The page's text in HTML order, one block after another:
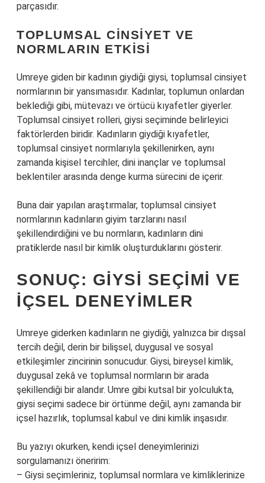
parçasıdır.
TOPLUMSAL CINSIYET VE
NORMLARIN ETKISI
Umreye giden bir kadının giydiği giysi, toplumsal cinsiyet
normlarının bir yansımasıdır. Kadınlar, toplumun onlardan
beklediği gibi, mütevazı ve örtücü kıyafetler giyerler.
Toplumsal cinsiyet rolleri, giysi seçiminde belirleyici
faktörlerden biridir. Kadınların giydiği kıyafetler,
toplumsal cinsiyet normlarıyla şekillenirken, aynı
zamanda kişisel tercihler, dini inançlar ve toplumsal
beklentiler arasında denge kurma sürecini de içerir.
Buna dair yapılan araştırmalar, toplumsal cinsiyet
normlarının kadınların giyim tarzlarını nasıl
şekillendirdiğini ve bu normların, kadınların dini
pratiklerde nasıl bir kimlik oluşturduklarını gösterir.
SONUÇ: GIYSI SEÇIMI VE
İÇSEL DENEYIMLER
Umreye giderken kadınların ne giydiği, yalnızca bir dışsal
tercih değil, derin bir bilişsel, duygusal ve sosyal
etkileşimler zincirinin sonucudur. Giysi, bireysel kimlik,
duygusal zekâ ve toplumsal normların bir arada
şekillendiği bir alandır. Umre gibi kutsal bir yolculukta,
giysi seçimi sadece bir örtünme değil, aynı zamanda bir
içsel hazırlık, toplumsal kabul ve dini kimlik inşasıdır.
Bu yazıyı okurken, kendi içsel deneyimlerinizi
sorgulamanızı öneririm:
– Giysi seçimleriniz, toplumsal normlara ve kimliklerinize